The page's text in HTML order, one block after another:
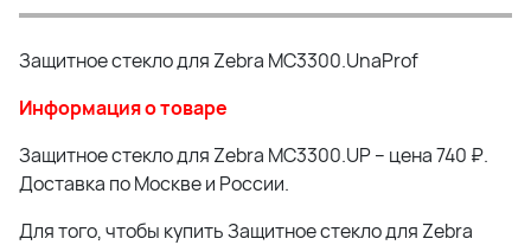
Защитное стекло для Zebra MC3300.UnaProf
Информация о товаре
Защитное стекло для Zebra MC3300.UP – цена 740 ₽.
Доставка по Москве и России.
Для того, чтобы купить Защитное стекло для Zebra